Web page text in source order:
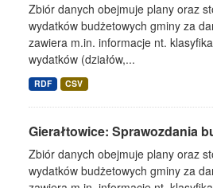
Zbiór danych obejmuje plany oraz
wydatków budżetowych gminy za
zawiera m.in. informacje nt.
wydatków (działów,...
RDF CSV
Gierałtowice: Sprawozdania
Zbiór danych obejmuje plany oraz
wydatków budżetowych gminy za